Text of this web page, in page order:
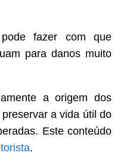
fazer com que
para danos muito
a origem dos
a vida útil do
Este conteúdo
.